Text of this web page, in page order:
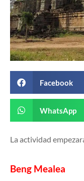
Facebook
WhatsApp
La actividad
Beng Mealea